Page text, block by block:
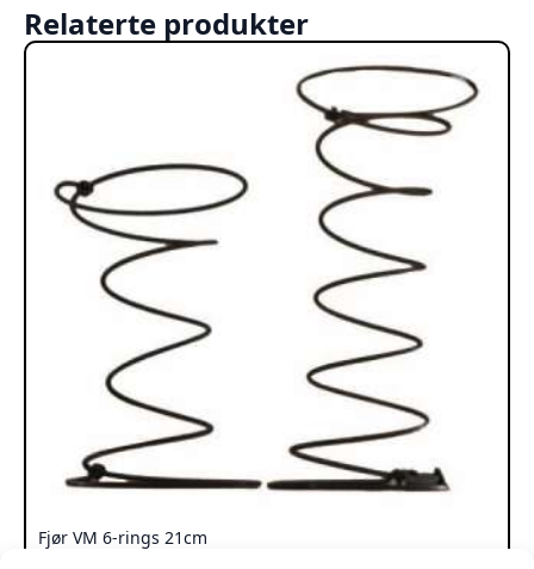
Relaterte produkter
Fjør VM 6-rings 21cm